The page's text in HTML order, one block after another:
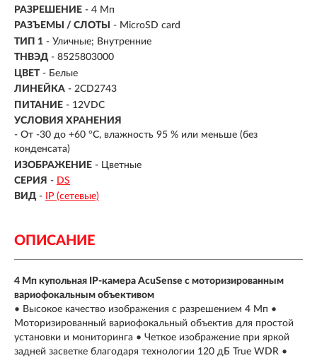
РАЗРЕШЕНИЕ - 4 Мп
РАЗЪЕМЫ / СЛОТЫ
- MicroSD card
ТИП 1 - Уличные; Внутренние
ТНВЭД - 8525803000
ЦВЕТ - Белые
ЛИНЕЙКА - 2CD2743
ПИТАНИЕ - 12VDC
УСЛОВИЯ ХРАНЕНИЯ
- От -30 до +60 °C, влажность 95 % или меньше (без
конденсата)
ИЗОБРАЖЕНИЕ - Цветные
СЕРИЯ - DS
ВИД - IP (сетевые)
ОПИСАНИЕ
4 Мп купольная IP-камера AcuSense c моторизированным
вариофокальным объективом
• Высокое качество изображения с разрешением 4 Мп •
Моторизированный вариофокальный объектив для простой
установки и мониторинга • Четкое изображение при яркой
задней засветке благодаря технологии 120 дБ True WDR •